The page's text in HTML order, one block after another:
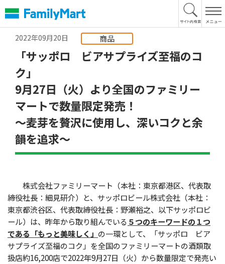
文
へ
2022年09月20日
商品
「サッポロ ビアサプライズ至福のコ
ク」
9月27日（火）より全国のファミリー
マートで数量限定発売！
～麦芽を贅沢に使用し、深いコクと余
韻を追求～
株式会社ファミリーマート（本社：東京都港区、代表取
締役社長：細見研介）と、サッポロビール株式会社（本社：
東京都渋谷区、代表取締役社長：野瀬裕之、以下サッポロビ
ール）は、昨年から取り組んでいる ５つのキーワードの１つ
である「もっと美味しく」 の一環として、「サッポロ ビア
サプライズ至福のコク」を全国のファミリーマートの酒類取
扱店約16,200店で2022年9月27日（火）から数量限定で発売い